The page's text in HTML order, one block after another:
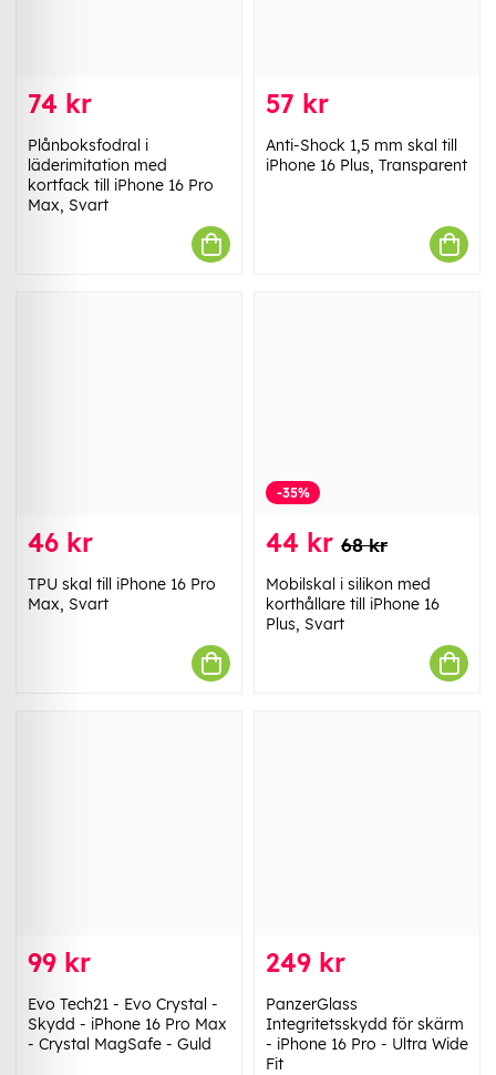
74 kr
Plånboksfodral i
läderimitation med
kortfack till iPhone 16 Pro
Max, Svart
57 kr
Anti-Shock 1,5 mm skal till
iPhone 16 Plus, Transparent
46 kr
TPU skal till iPhone 16 Pro
Max, Svart
-35%
44 kr 68 kr
Mobilskal i silikon med
korthållare till iPhone 16
Plus, Svart
99 kr
Evo Tech21 - Evo Crystal -
Skydd - iPhone 16 Pro Max
- Crystal MagSafe - Guld
249 kr
PanzerGlass
Integritetsskydd för skärm
- iPhone 16 Pro - Ultra Wide
Fit